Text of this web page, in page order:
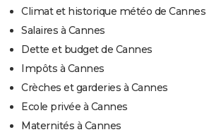
Climat et historique météo de Cannes
Salaires à Cannes
Dette et budget de Cannes
Impôts à Cannes
Crèches et garderies à Cannes
Ecole privée à Cannes
Maternités à Cannes